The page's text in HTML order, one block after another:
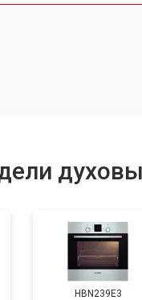
управления
HBN239E3